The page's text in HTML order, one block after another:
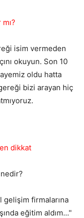
isim vermeden
okuyun. Son 10
oldu hatta
bizi arayan hiç
dikkat
firmalarına
eğitim aldım...''